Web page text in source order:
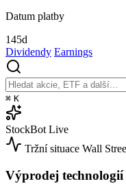
Datum platby
145d
Dividendy Earnings
⌘ K
StockBot Live
Tržní situace Wall
Výprodej